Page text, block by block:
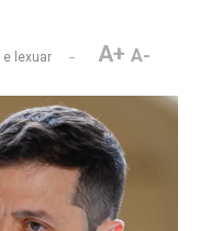
e lexuar A+ A-